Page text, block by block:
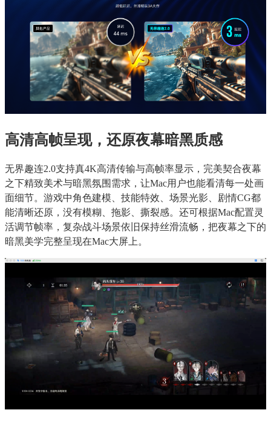
高清高帧呈现，还原夜幕暗黑质感
无界趣连2.0支持真4K高清传输与高帧率显示，完美契合夜幕
之下精致美术与暗黑氛围需求，让Mac用户也能看清每一处画
面细节。游戏中角色建模、技能特效、场景光影、剧情CG都
能清晰还原，没有模糊、拖影、撕裂感。还可根据Mac配置灵
活调节帧率，复杂战斗场景依旧保持丝滑流畅，把夜幕之下的
暗黑美学完整呈现在Mac大屏上。